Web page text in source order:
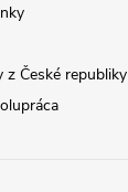
České republiky